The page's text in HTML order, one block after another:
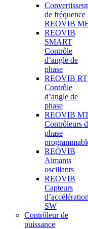
Convertisseur
de fréquence
REOVIB
REOVIB
SMART
Contrôle
d’angle de
phase
REOVIB
Contrôle
d’angle de
phase
REOVIB
Contrôleurs
phase
REOVIB
Aimants
oscillants
REOVIB
Capteurs
d’accélération
SW
Contrôleur de
puissance